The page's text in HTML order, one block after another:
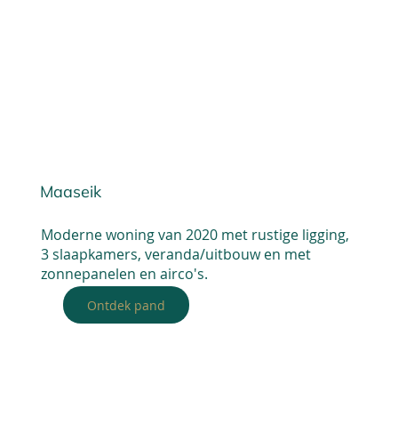
Maaseik
Moderne woning van 2020 met rustige ligging,
3 slaapkamers, veranda/uitbouw en met
zonnepanelen en airco's.
Ontdek pand